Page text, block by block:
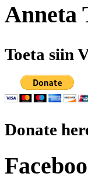
Anneta
Toeta siin
Donate